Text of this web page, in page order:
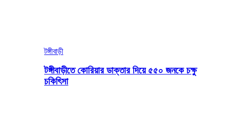
টঙ্গীবাড়ী
টঙ্গীবাড়ীতে কোরিয়ার ডাক্তার দিয়ে ৫৫০ জনকে চক্ষু
চকিৎিসা